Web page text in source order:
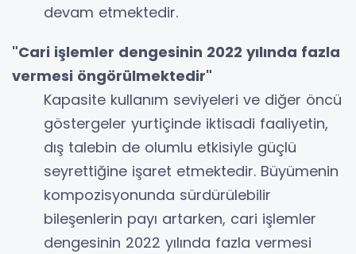
devam etmektedir.
"Cari işlemler dengesinin 2022 yılında fazla
vermesi öngörülmektedir"
Kapasite kullanım seviyeleri ve diğer öncü
göstergeler yurtiçinde iktisadi faaliyetin,
dış talebin de olumlu etkisiyle güçlü
seyrettiğine işaret etmektedir. Büyümenin
kompozisyonunda sürdürülebilir
bileşenlerin payı artarken, cari işlemler
dengesinin 2022 yılında fazla vermesi